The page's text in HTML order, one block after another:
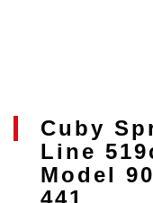
Cuby
Line
Model
441